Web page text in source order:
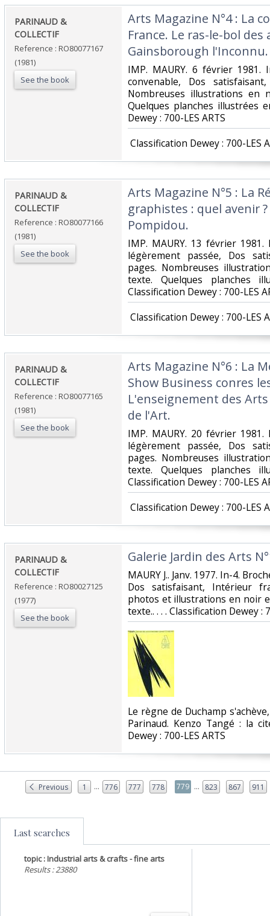
‎PARINAUD &
COLLECTIF‎
Reference : RO80077167
(1981)
See the book
‎Arts Magazine N°4 : La
France. Le ras-le-bol des
Gainsborough l'Inconnu.‎
‎IMP. MAURY. 6 février 1981.
convenable, Dos
Nombreuses illustrations en
Quelques planches illustrées
Dewey : 700-LES ARTS‎
Classification Dewey : 700-LES
‎PARINAUD &
COLLECTIF‎
Reference : RO80077166
(1981)
See the book
‎Arts Magazine N°5 : La
graphistes : quel avenir
Pompidou.‎
‎IMP. MAURY. 13 février
légèrement passée, Dos
pages. Nombreuses
texte. Quelques planches
Classification Dewey : 700-LES
Classification Dewey : 700-LES
‎PARINAUD &
COLLECTIF‎
Reference : RO80077165
(1981)
See the book
‎Arts Magazine N°6 : La
Show Business conres
L'enseignement des
de l'Art.‎
‎IMP. MAURY. 20 février
légèrement passée, Dos
pages. Nombreuses
texte. Quelques planches
Classification Dewey : 700-LES
Classification Dewey : 700-LES
‎PARINAUD &
COLLECTIF‎
Reference : RO80027125
(1977)
See the book
‎Galerie Jardin des Arts
‎MAURY J.. Janv. 1977. In-4.
Dos satisfaisant, Intérieur
photos et illustrations en noir
texte.. . . . Classification Dewey :
‎Le règne de Duchamp
Parinaud. Kenzo Tangé : la
Dewey : 700-LES ARTS‎
Previous 1 ... 776 777 778 779 ... 823 867 911
Last searches
topic : Industrial arts & crafts - fine arts
Results : 23880